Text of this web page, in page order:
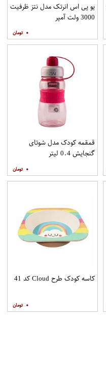
یو پی اس انرتک مدل نتز ظرفیت
3000 ولت آمپر
۰
قمقمه کودک مدل شوتای
گنجایش 0.4 لیتر
۰
کاسه کودک طرح Cloud کد 41
۰